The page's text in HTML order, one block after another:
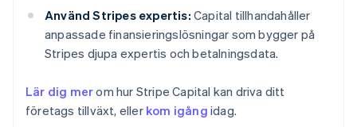
Använd Stripes expertis: Capital tillhandahåller
anpassade finansieringslösningar som bygger på
Stripes djupa expertis och betalningsdata.
Lär dig merom hur Stripe Capital kan driva ditt
företags tillväxt, eller kom igång idag.
Australien
English